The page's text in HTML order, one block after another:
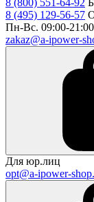
8 (800) 551-64-92
8 (495) 129-56-57
Пн-Вс. 09:00-21:00
zakaz@a-ipower-
Для юр.лиц
opt@a-ipower-